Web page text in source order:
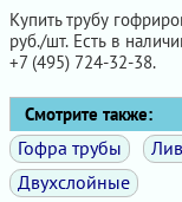
Купить трубу
руб./шт. Есть в
+7 (495) 724-32-38.
Смотрите также:
Гофра трубы
Двухслойные